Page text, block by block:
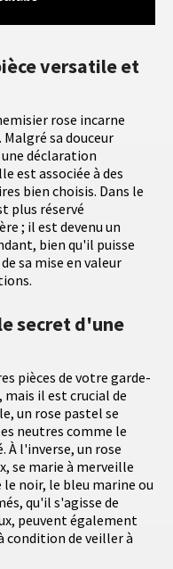
versatile et
rose incarne
sa douceur
déclaration
est associée à des
bien choisis. Dans le
plus réservé
; il est devenu un
bien qu'il puisse
sa mise en valeur
secret d'une
pièces de votre garde-
il est crucial de
un rose pastel se
neutres comme le
À l'inverse, un rose
se marie à merveille
le noir, le bleu marine ou
qu'il s'agisse de
peuvent également
condition de veiller à